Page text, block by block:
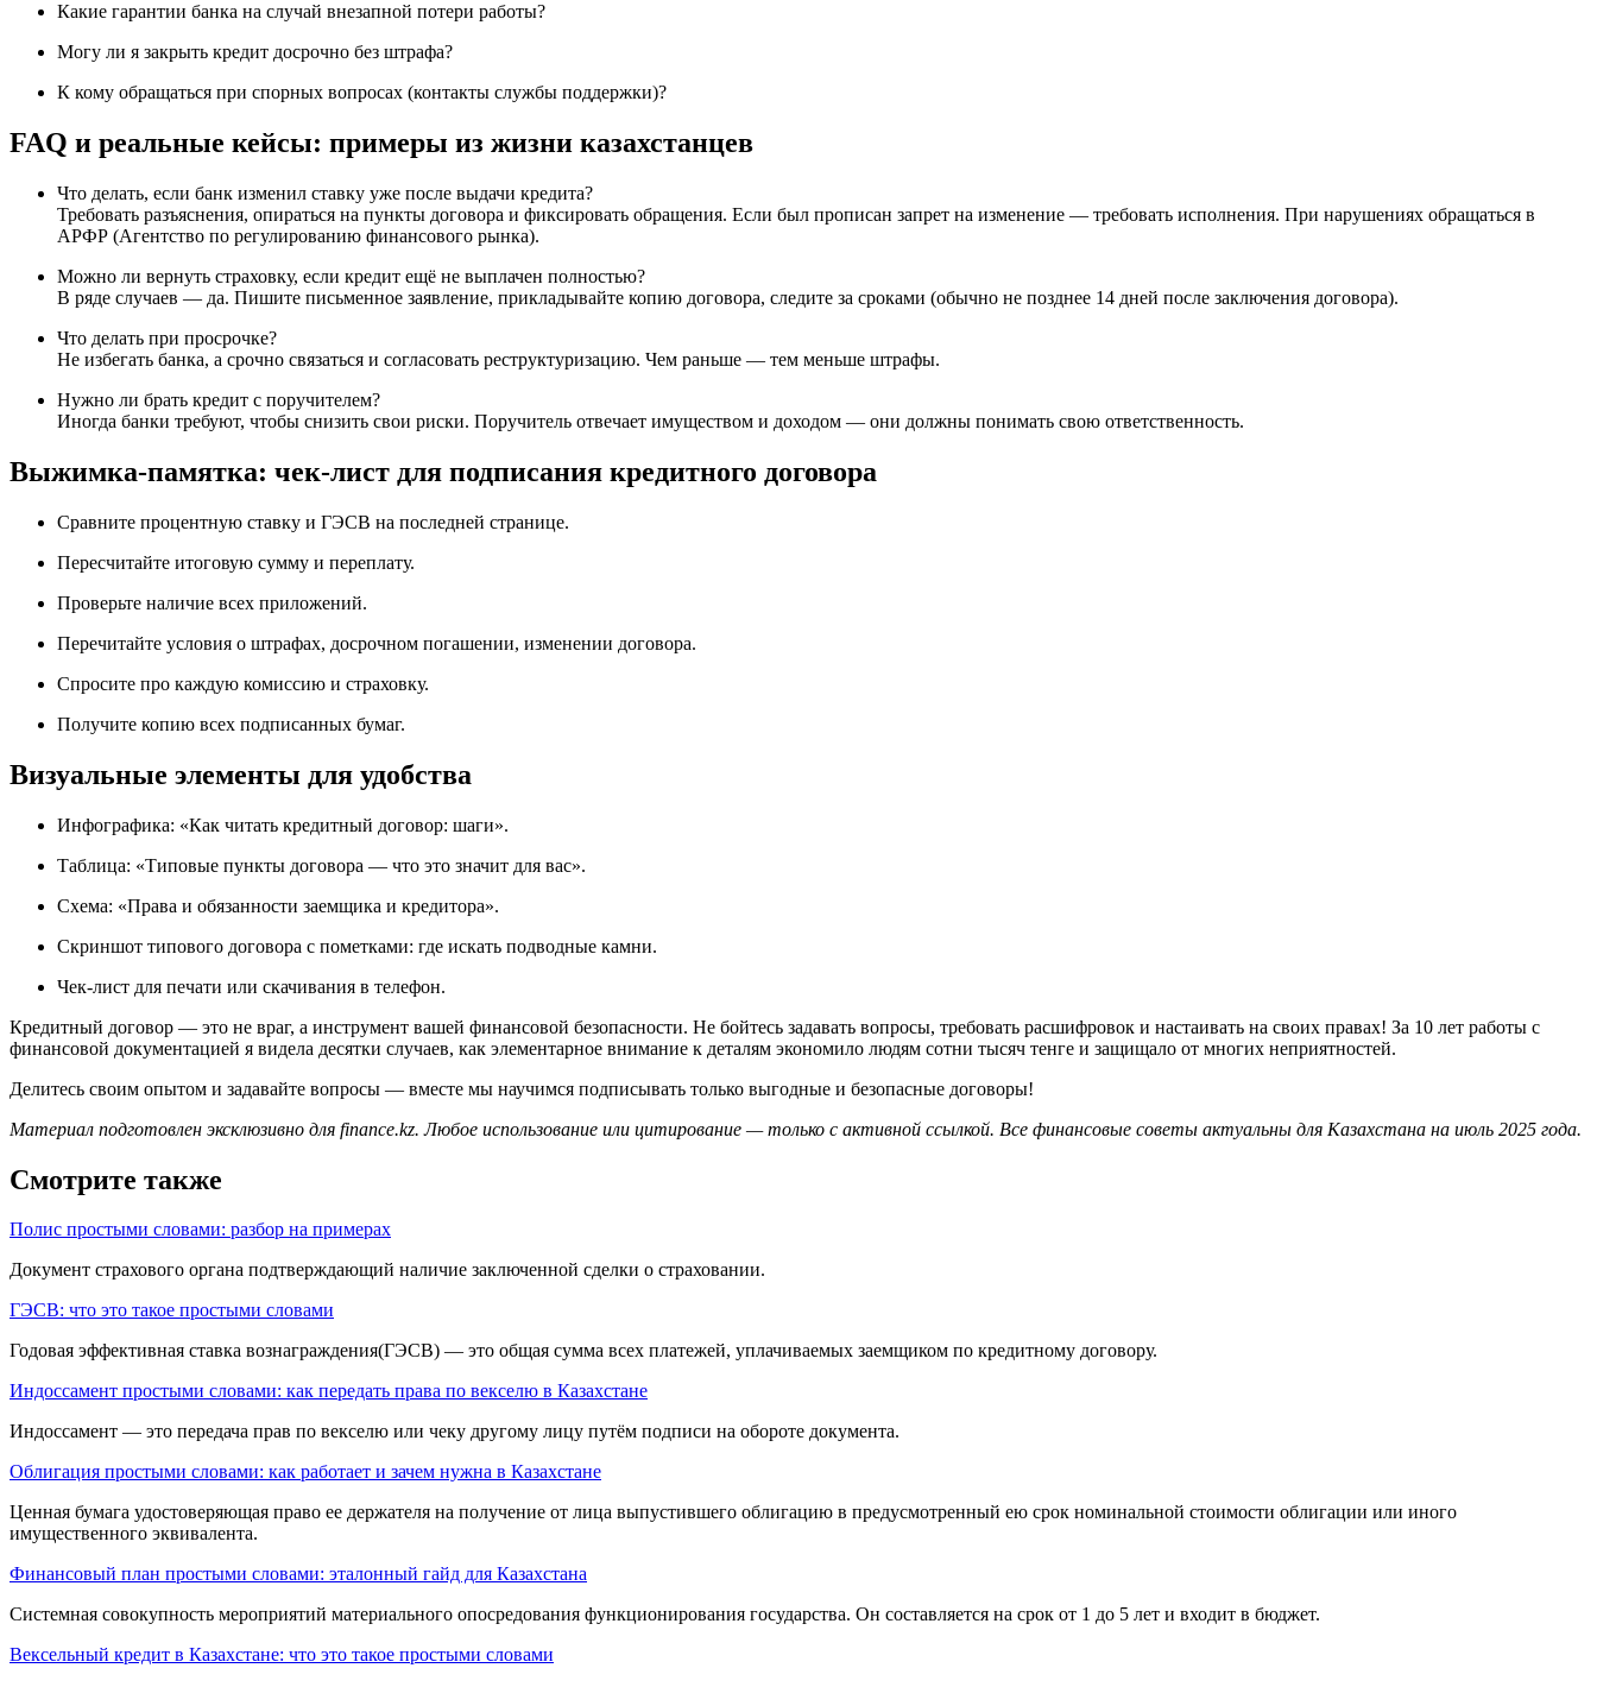
Какие гарантии банка на случай внезапной потери работы?
Могу ли я закрыть кредит досрочно без штрафа?
К кому обращаться при спорных вопросах (контакты службы поддержки)?
FAQ и реальные кейсы: примеры из жизни казахстанцев
Что делать, если банк изменил ставку уже после выдачи кредита?
Требовать разъяснения, опираться на пункты договора и фиксировать обращения. Если был прописан запрет на изменение — требовать исполнения. При нарушениях обращаться в
АРФР (Агентство по регулированию финансового рынка).
Можно ли вернуть страховку, если кредит ещё не выплачен полностью?
В ряде случаев — да. Пишите письменное заявление, прикладывайте копию договора, следите за сроками (обычно не позднее 14 дней после заключения договора).
Что делать при просрочке?
Не избегать банка, а срочно связаться и согласовать реструктуризацию. Чем раньше — тем меньше штрафы.
Нужно ли брать кредит с поручителем?
Иногда банки требуют, чтобы снизить свои риски. Поручитель отвечает имуществом и доходом — они должны понимать свою ответственность.
Выжимка-памятка: чек-лист для подписания кредитного договора
Сравните процентную ставку и ГЭСВ на последней странице.
Пересчитайте итоговую сумму и переплату.
Проверьте наличие всех приложений.
Перечитайте условия о штрафах, досрочном погашении, изменении договора.
Спросите про каждую комиссию и страховку.
Получите копию всех подписанных бумаг.
Визуальные элементы для удобства
Инфографика: «Как читать кредитный договор: шаги».
Таблица: «Типовые пункты договора — что это значит для вас».
Схема: «Права и обязанности заемщика и кредитора».
Скриншот типового договора с пометками: где искать подводные камни.
Чек-лист для печати или скачивания в телефон.
Кредитный договор — это не враг, а инструмент вашей финансовой безопасности. Не бойтесь задавать вопросы, требовать расшифровок и настаивать на своих правах! За 10 лет работы с
финансовой документацией я видела десятки случаев, как элементарное внимание к деталям экономило людям сотни тысяч тенге и защищало от многих неприятностей.
Делитесь своим опытом и задавайте вопросы — вместе мы научимся подписывать только выгодные и безопасные договоры!
Материал подготовлен эксклюзивно для finance.kz. Любое использование или цитирование — только с активной ссылкой. Все финансовые советы актуальны для Казахстана на июль 2025 года.
Смотрите также
Полис простыми словами: разбор на примерах
Документ страхового органа подтверждающий наличие заключенной сделки о страховании.
ГЭСВ: что это такое простыми словами
Годовая эффективная ставка вознаграждения(ГЭСВ) — это общая сумма всех платежей, уплачиваемых заемщиком по кредитному договору.
Индоссамент простыми словами: как передать права по векселю в Казахстане
Индоссамент — это передача прав по векселю или чеку другому лицу путём подписи на обороте документа.
Облигация простыми словами: как работает и зачем нужна в Казахстане
Ценная бумага удостоверяю­щая право ее держателя на получение от лица выпустившего облигацию в предусмотренный ею срок номинальной стоимости облигации или иного
имущественного эквивалента.
Финансовый план простыми словами: эталонный гайд для Казахстана
Системная совокуп­ность мероприятий материального опосредования функционирования государства. Он состав­ляется на срок от 1 до 5 лет и входит в бюджет.
Вексельный кредит в Казахстане: что это такое простыми словами